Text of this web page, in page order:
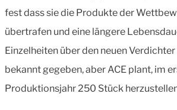
festdass sie die Produkte der
übertrafen und eine längere
Einzelheiten über den neuen
bekannt gegeben, aber ACE plant, im
Produktionsjahr 250 Stück